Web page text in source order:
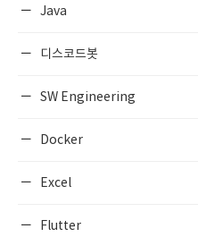
Java
디스코드봇
SW Engineering
Docker
Excel
Flutter